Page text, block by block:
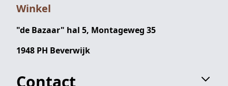
Winkel
"de Bazaar" hal 5, Montageweg 35
1948 PH Beverwijk
Contact